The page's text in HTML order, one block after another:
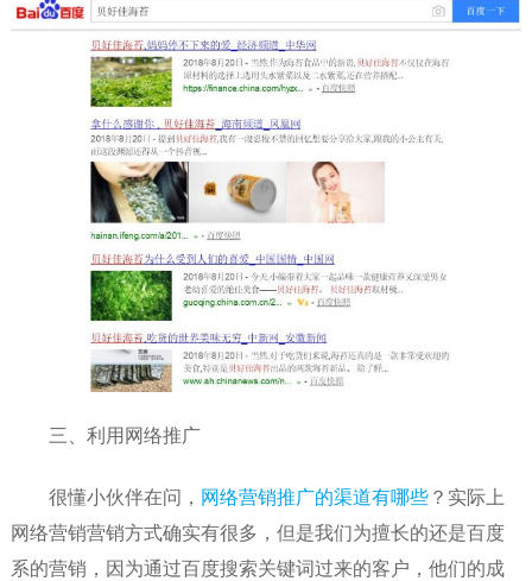
三、利用网络推广
很懂小伙伴在问， 网络营销推广的渠道有哪些？实际上
网络营销营销方式确实有很多，但是我们为擅长的还是百度
系的营销，因为通过百度搜索关键词过来的客户，他们的成